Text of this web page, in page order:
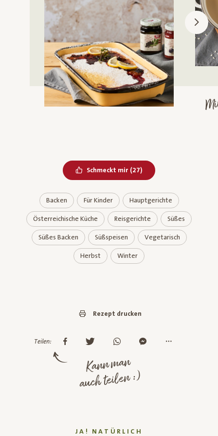
Schmeckt mir Bereits geliked
(27)
Backen Für Kinder Hauptgerichte
Österreichische Küche Reisgerichte Süßes
Süßes Backen Süßspeisen Vegetarisch
Herbst Winter
Rezept drucken
Teilen:
Kann man
auch teilen :)
JA! NATÜRLICH